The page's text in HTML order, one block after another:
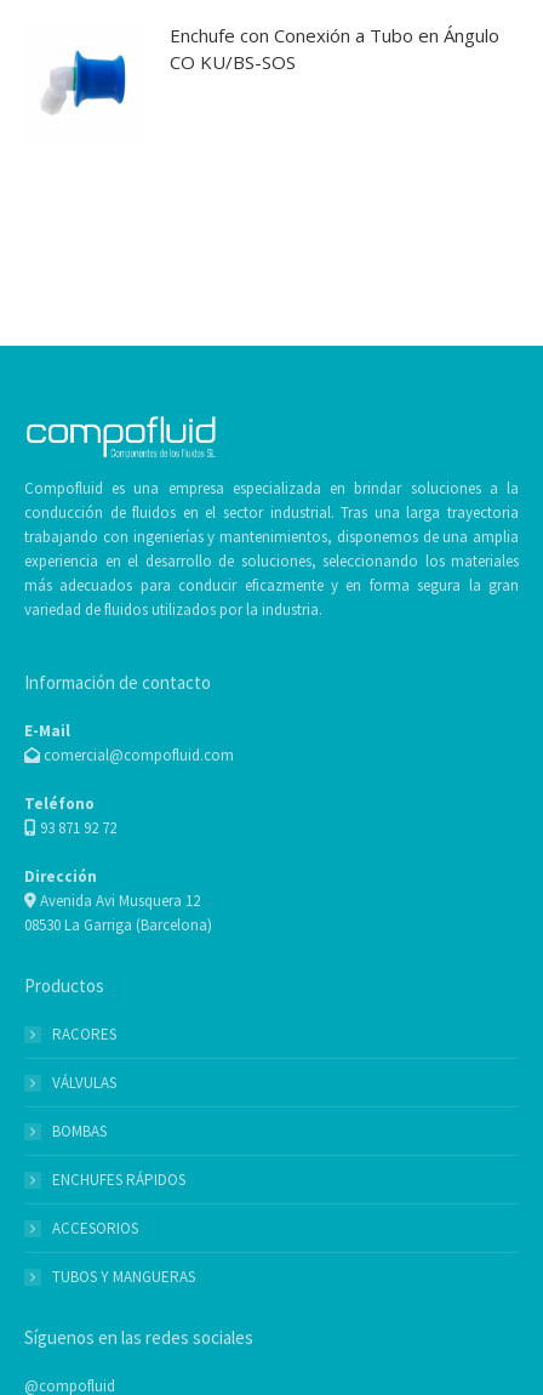
Enchufe con Conexión a Tubo en Ángulo
CO KU/BS-SOS
Compofluid es una empresa especializada en brindar soluciones a la
conducción de fluidos en el sector industrial. Tras una larga trayectoria
trabajando con ingenierías y mantenimientos, disponemos de una amplia
experiencia en el desarrollo de soluciones, seleccionando los materiales
más adecuados para conducir eficazmente y en forma segura la gran
variedad de fluidos utilizados por la industria.
Información de contacto
E-Mail
comercial@compofluid.com
Teléfono
93 871 92 72
Dirección
Avenida Avi Musquera 12
08530 La Garriga (Barcelona)
Productos
RACORES
VÁLVULAS
BOMBAS
ENCHUFES RÁPIDOS
ACCESORIOS
TUBOS Y MANGUERAS
Síguenos en las redes sociales
@compofluid